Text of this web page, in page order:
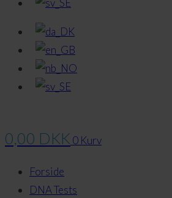
0,00 DKK 0 Kurv
Forside
DNA Tests